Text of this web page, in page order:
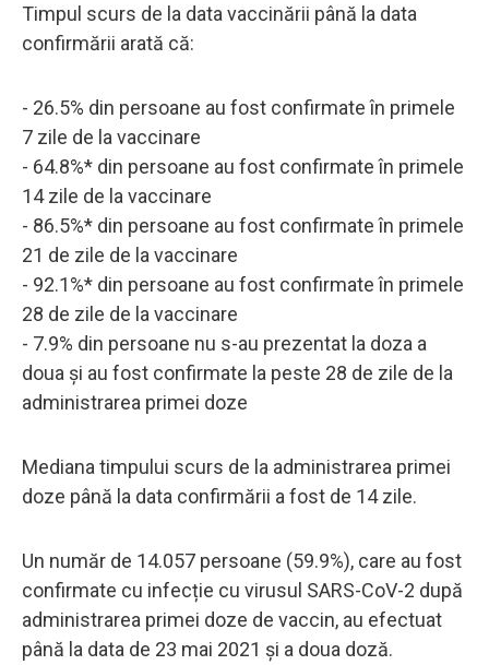
Timpul scurs de la data vaccinării până la data
confirmării arată că:
- 26.5% din persoane au fost confirmate în primele
7 zile de la vaccinare
- 64.8%* din persoane au fost confirmate în primele
14 zile de la vaccinare
- 86.5%* din persoane au fost confirmate în primele
21 de zile de la vaccinare
- 92.1%* din persoane au fost confirmate în primele
28 de zile de la vaccinare
- 7.9% din persoane nu s-au prezentat la doza a
doua și au fost confirmate la peste 28 de zile de la
administrarea primei doze
Mediana timpului scurs de la administrarea primei
doze până la data confirmării a fost de 14 zile.
Un număr de 14.057 persoane (59.9%), care au fost
confirmate cu infecție cu virusul SARS-CoV-2 după
administrarea primei doze de vaccin, au efectuat
până la data de 23 mai 2021 și a doua doză.